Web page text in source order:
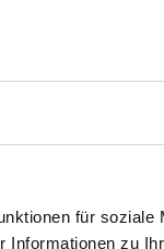
für soziale
Informationen zu